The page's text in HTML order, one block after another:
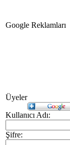
Google Reklamları
Üyeler
Kullanıcı Adı:
Şifre: